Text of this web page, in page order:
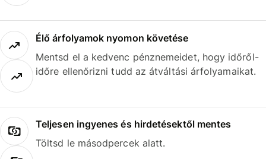
Élő árfolyamok nyomon követése
Mentsd el a kedvenc pénznemeidet, hogy időről-
időre ellenőrizni tudd az átváltási árfolyamaikat.
Teljesen ingyenes és hirdetésektől mentes
Töltsd le másodpercek alatt.